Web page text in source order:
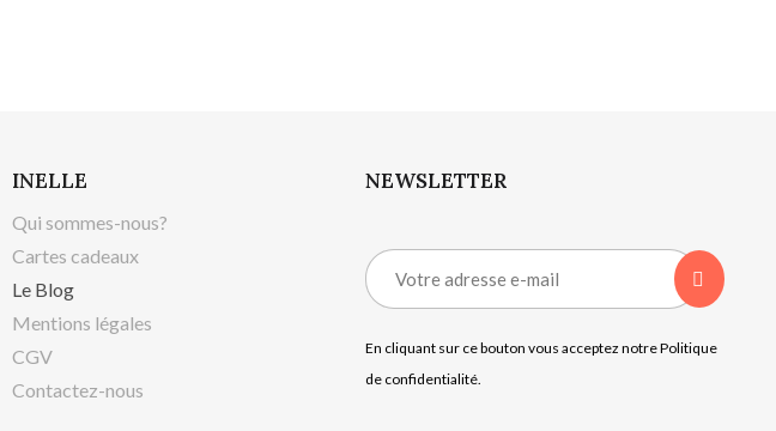
INELLE
Qui sommes-nous?
Cartes cadeaux
Le Blog
Mentions légales
CGV
Contactez-nous
NEWSLETTER
En cliquant sur ce bouton vous acceptez notre Politique
de confidentialité.